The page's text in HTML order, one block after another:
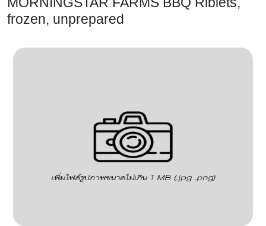
frozen, unprepared